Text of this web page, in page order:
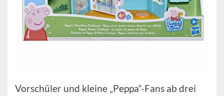
Vorschüler und kleine „Peppa“-Fans ab drei